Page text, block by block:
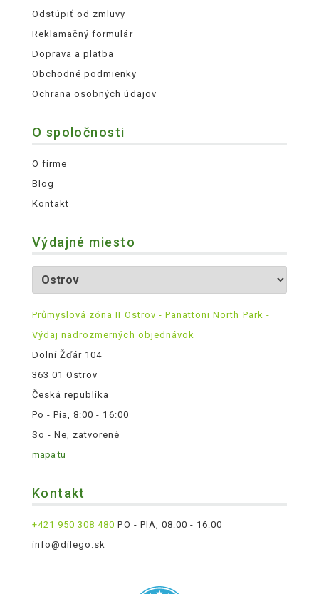
Odstúpiť od zmluvy
Reklamačný formulár
Doprava a platba
Obchodné podmienky
Ochrana osobných údajov
O spoločnosti
O firme
Blog
Kontakt
Výdajné miesto
Průmyslová zóna II Ostrov - Panattoni North Park -
Výdaj nadrozmerných objednávok
Dolní Žďár 104
363 01 Ostrov
Česká republika
Po - Pia, 8:00 - 16:00
So - Ne, zatvorené
mapa tu
Kontakt
+421 950 308 480 PO - PIA, 08:00 - 16:00
info@dilego.sk